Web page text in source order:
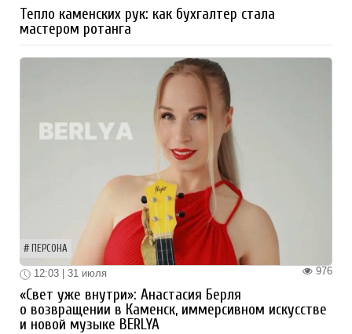
Тепло каменских рук: как бухгалтер стала
мастером ротанга
ПЕРСОНА
976
12:03 | 31 июля
«Свет уже внутри»: Анастасия Берля
о возвращении в Каменск, иммерсивном искусстве
и новой музыке BERLYA